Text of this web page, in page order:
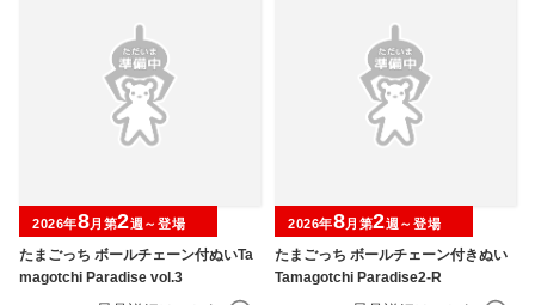
たまごっち ボールチェーン付ぬいTa
magotchi Paradise vol.3
2026年8月第2週～登場
たまごっち ボールチェーン付きぬい
Tamagotchi Paradise2-R
2026年8月第2週～登場